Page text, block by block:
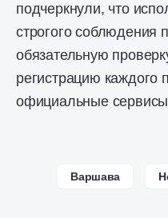
подчеркнули, что
строгого соблюдения
обязательную
регистрацию каждого
официальные
Варшава